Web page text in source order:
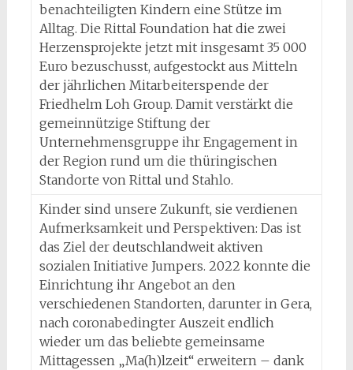
benachteiligten Kindern eine Stütze im
Alltag. Die Rittal Foundation hat die zwei
Herzensprojekte jetzt mit insgesamt 35 000
Euro bezuschusst, aufgestockt aus Mitteln
der jährlichen Mitarbeiterspende der
Friedhelm Loh Group. Damit verstärkt die
gemeinnützige Stiftung der
Unternehmensgruppe ihr Engagement in
der Region rund um die thüringischen
Standorte von Rittal und Stahlo.
Kinder sind unsere Zukunft, sie verdienen
Aufmerksamkeit und Perspektiven: Das ist
das Ziel der deutschlandweit aktiven
sozialen Initiative Jumpers. 2022 konnte die
Einrichtung ihr Angebot an den
verschiedenen Standorten, darunter in Gera,
nach coronabedingter Auszeit endlich
wieder um das beliebte gemeinsame
Mittagessen „Ma(h)lzeit“ erweitern – dank